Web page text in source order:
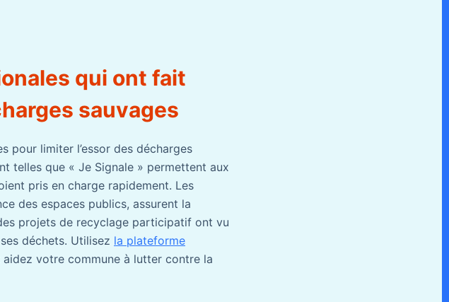
qui ont fait
sauvages
pour limiter l’essor des décharges
telles que « Je Signale » permettent aux
pris en charge rapidement. Les
des espaces publics, assurent la
projets de recyclage participatif ont vu
déchets. Utilisez la plateforme
aidez votre commune à lutter contre la